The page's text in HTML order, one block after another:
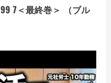
7＜最終巻＞ （ブル